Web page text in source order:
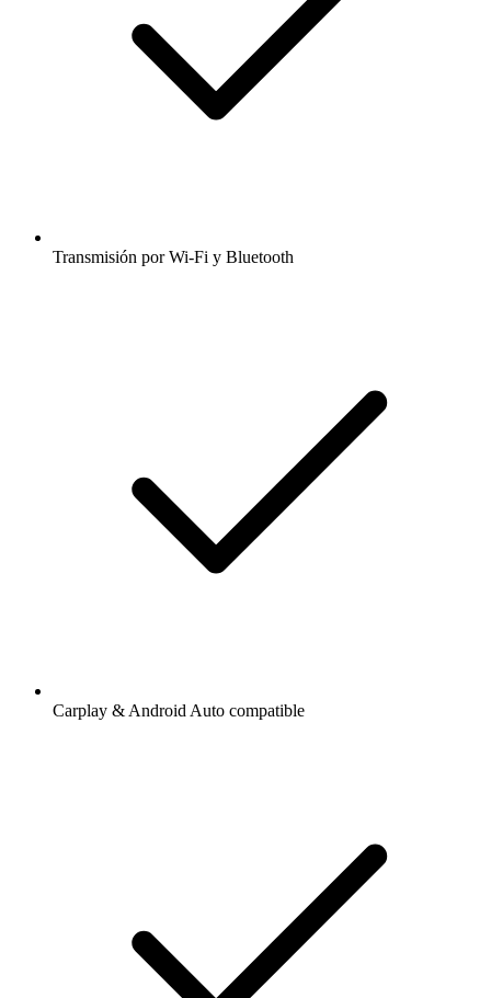
Transmisión por Wi-Fi y Bluetooth
Carplay & Android Auto compatible